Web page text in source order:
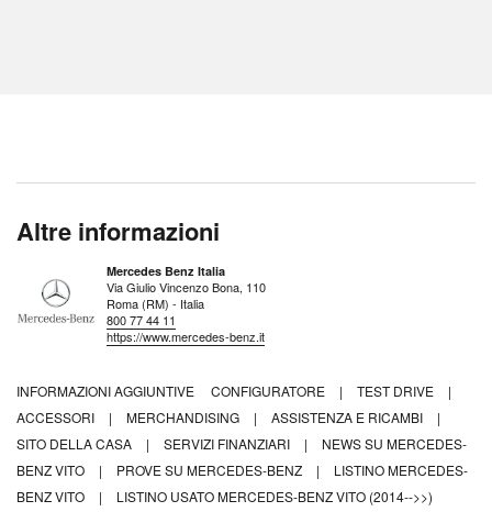
Altre informazioni
Mercedes Benz Italia
Via Giulio Vincenzo Bona, 110
Roma (RM) - Italia
800 77 44 11
https://www.mercedes-benz.it
INFORMAZIONI AGGIUNTIVE CONFIGURATORE | TEST DRIVE
|
ACCESSORI
| MERCHANDISING | ASSISTENZA E RICAMBI
|
SITO DELLA CASA
| SERVIZI FINANZIARI |
NEWS SU MERCEDES-
BENZ VITO
| PROVE SU MERCEDES-BENZ |
LISTINO MERCEDES-
BENZ VITO
| LISTINO USATO MERCEDES-BENZ VITO (2014-->>)